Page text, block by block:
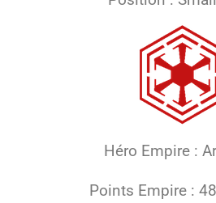
Héro Empire :
Points Empire :